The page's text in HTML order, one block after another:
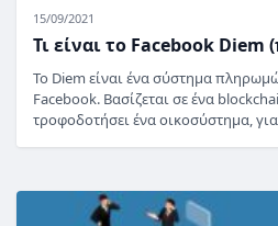
15/09/2021
Τι είναι το Facebook
Το Diem είναι ένα σύστημα
Facebook. Βασίζεται σε ένα
τροφοδοτήσει ένα οικοσύστημα,